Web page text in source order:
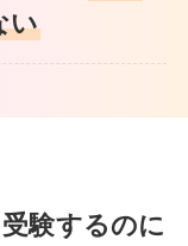
い
験するのに